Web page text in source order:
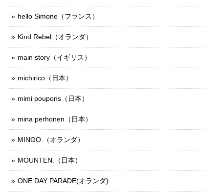
hello Simone（フランス）
Kind Rebel（オランダ）
main story（イギリス）
michirico（日本）
mimi poupons（日本）
mina perhonen（日本）
MINGO.（オランダ）
MOUNTEN.（日本）
ONE DAY PARADE(オランダ)